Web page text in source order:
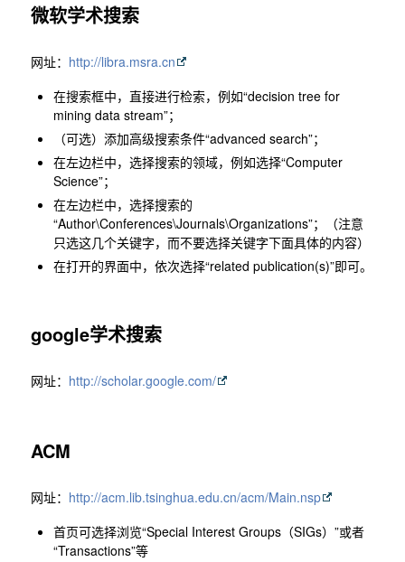
微软学术搜索
网址： http://libra.msra.cn
在搜索框中，直接进行检索，例如“decision tree for
mining data stream”；
（可选）添加高级搜索条件“advanced search”；
在左边栏中，选择搜索的领域，例如选择“Computer
Science”；
在左边栏中，选择搜索的
“Author\Conferences\Journals\Organizations”；（注意
只选这几个关键字，而不要选择关键字下面具体的内容）
在打开的界面中，依次选择“related publication(s)”即可。
google学术搜索
网址： http://scholar.google.com/
ACM
网址： http://acm.lib.tsinghua.edu.cn/acm/Main.nsp
首页可选择浏览“Special Interest Groups（SIGs）”或者
“Transactions”等